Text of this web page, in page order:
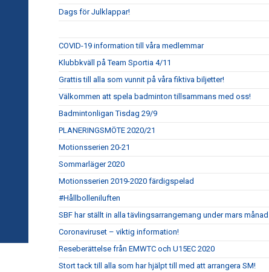
Dags för Julklappar!
COVID-19 information till våra medlemmar
Klubbkväll på Team Sportia 4/11
Grattis till alla som vunnit på våra fiktiva biljetter!
Välkommen att spela badminton tillsammans med oss!
Badmintonligan Tisdag 29/9
PLANERINGSMÖTE 2020/21
Motionsserien 20-21
Sommarläger 2020
Motionsserien 2019-2020 färdigspelad
#Hållbolleniluften
SBF har ställt in alla tävlingsarrangemang under mars månad
Coronaviruset – viktig information!
Reseberättelse från EMWTC och U15EC 2020
Stort tack till alla som har hjälpt till med att arrangera SM!